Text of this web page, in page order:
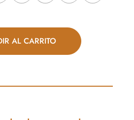
AL CARRITO